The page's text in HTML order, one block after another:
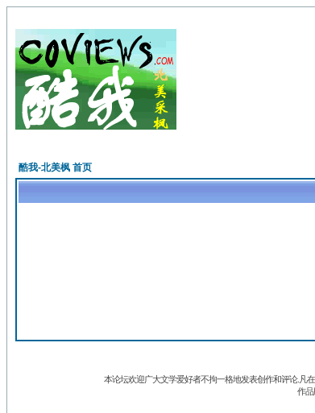
酷我-北美枫 首页
本论坛欢迎广大文学爱好者不拘一格地发表创作和评论.凡
作品